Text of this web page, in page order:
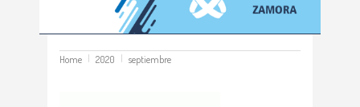
Home 2020 septiembre